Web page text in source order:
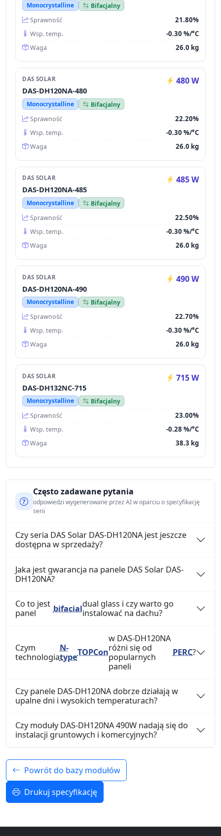
Monocrystalline
Bifacjalny
Sprawność
21.80%
Wsp. temp. -0.30 %/°C
Waga 26.0 kg
DAS SOLAR 480 W
DAS-DH120NA-480
Monocrystalline
Bifacjalny
Sprawność
22.20%
Wsp. temp. -0.30 %/°C
Waga 26.0 kg
DAS SOLAR 485 W
DAS-DH120NA-485
Monocrystalline
Bifacjalny
Sprawność
22.50%
Wsp. temp. -0.30 %/°C
Waga 26.0 kg
DAS SOLAR 490 W
DAS-DH120NA-490
Monocrystalline
Bifacjalny
Sprawność
22.70%
Wsp. temp. -0.30 %/°C
Waga 26.0 kg
DAS SOLAR 715 W
DAS-DH132NC-715
Monocrystalline
Bifacjalny
Sprawność
23.00%
Wsp. temp. -0.28 %/°C
Waga 38.3 kg
Często zadawane pytania
odpowiedzi wygenerowane przez AI w oparciu o specyfikację
serii
Czy seria DAS Solar DAS-DH120NA jest jeszcze
dostępna w sprzedaży?
Jaka jest gwarancja na panele DAS Solar DAS-
DH120NA?
Co to jest
panel
bifacialdual glass i czy warto go
instalować na dachu?
Czym
technologia
N-
typeTOPCon
w DAS-DH120NA
różni się od
popularnych
paneli
PERC?
Czy panele DAS-DH120NA dobrze działają w
upalne dni i wysokich temperaturach?
Czy moduły DAS-DH120NA 490W nadają się do
instalacji gruntowych i komercyjnych?
Powrót do bazy modułów
Drukuj specyfikację